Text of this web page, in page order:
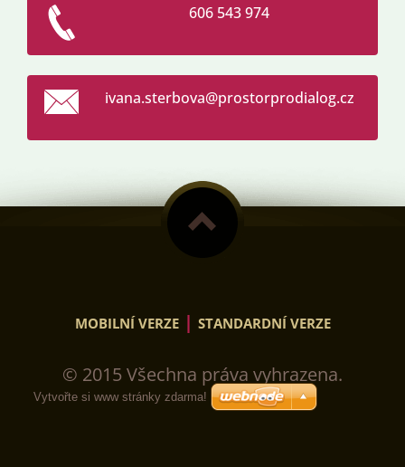
606 543 974
ivana.sterbova@prostorprodialog.cz
MOBILNÍ VERZE | STANDARDNÍ VERZE
© 2015 Všechna práva vyhrazena.
Vytvořte si www stránky zdarma!